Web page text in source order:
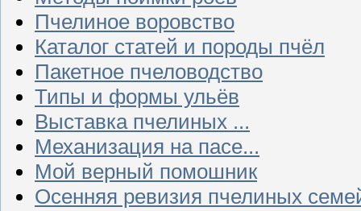
Пчелиное воровство
Каталог статей и породы пчёл
Пакетное пчеловодство
Типы и формы ульёв
Выставка пчелиных ...
Механизация на пасе...
Мой верный помошник
Осенняя ревизия пчелиных